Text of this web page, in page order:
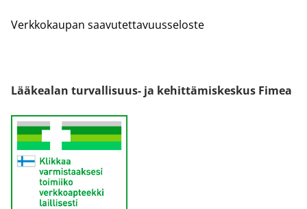
Verkkokaupan saavutettavuusseloste
Lääkealan turvallisuus- ja kehittämiskeskus Fimea